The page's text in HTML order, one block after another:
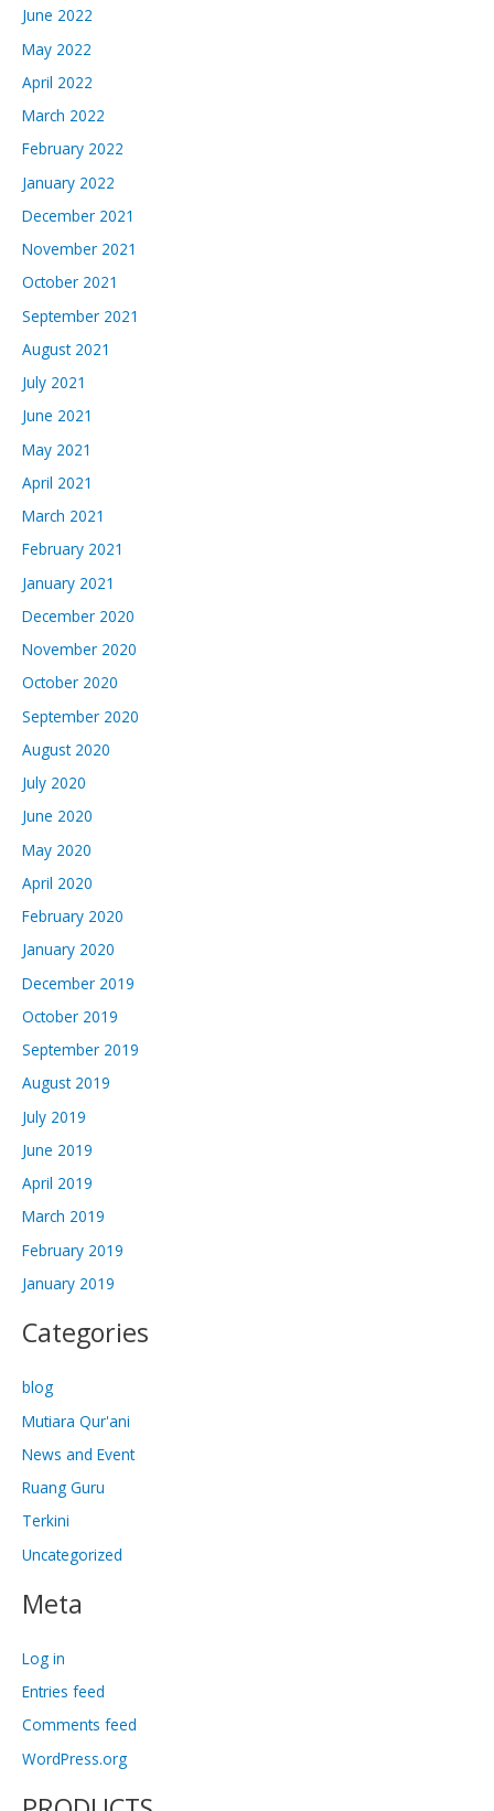
June 2022
May 2022
April 2022
March 2022
February 2022
January 2022
December 2021
November 2021
October 2021
September 2021
August 2021
July 2021
June 2021
May 2021
April 2021
March 2021
February 2021
January 2021
December 2020
November 2020
October 2020
September 2020
August 2020
July 2020
June 2020
May 2020
April 2020
February 2020
January 2020
December 2019
October 2019
September 2019
August 2019
July 2019
June 2019
April 2019
March 2019
February 2019
January 2019
Categories
blog
Mutiara Qur'ani
News and Event
Ruang Guru
Terkini
Uncategorized
Meta
Log in
Entries feed
Comments feed
WordPress.org